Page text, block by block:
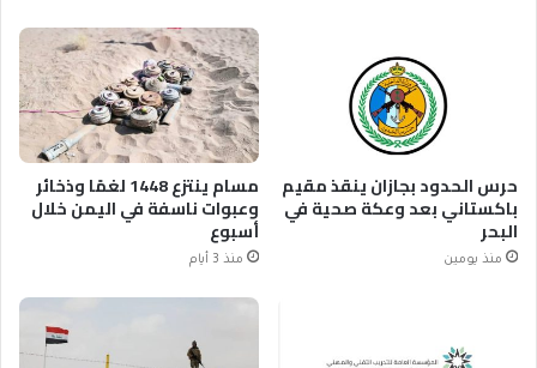
حرس الحدود بجازان ينقذ مقيم
باكستاني بعد وعكة صحية في
البحر
منذ يومين
مسام ينتزع 1448 لغمًا وذخائر
وعبوات ناسفة في اليمن خلال
أسبوع
منذ 3 أيام